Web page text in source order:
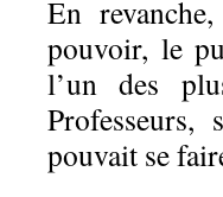
En
pouvoir, le
l’un des
pouvait se